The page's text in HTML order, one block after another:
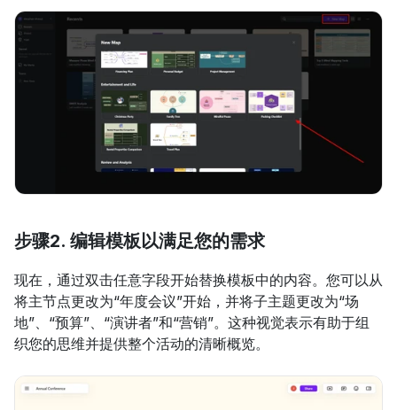
步骤2. 编辑模板以满足您的需求
现在，通过双击任意字段开始替换模板中的内容。您可以从
将主节点更改为“年度会议”开始，并将子主题更改为“场
地”、“预算”、“演讲者”和“营销”。这种视觉表示有助于组
织您的思维并提供整个活动的清晰概览。